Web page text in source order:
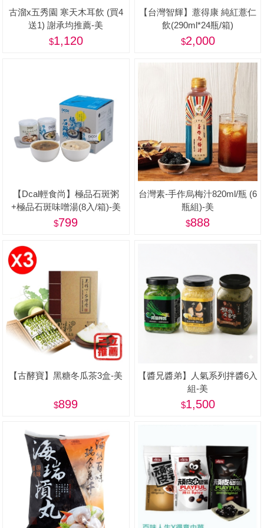
古溜x五秀園 寒天木耳飲 (買4
送1) 謝承均推薦-美
1,120
【台灣智輝】薏得康 純紅薏仁
飲(290ml*24瓶/箱)
2,000
【Dcal輕食尚】極品石斑粥
+極品石斑味噌湯(8入/箱)-美
799
台灣素-手作烏梅汁820ml/瓶 (6
瓶組)-美
888
【古酵寶】黑糖冬瓜茶3盒-美
899
【醬兄醬弟】人氣系列拌醬6入
組-美
1,500